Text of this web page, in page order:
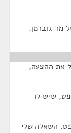
מר גוברמן.
את ההצעה,
שיש לו
השאלה שלי